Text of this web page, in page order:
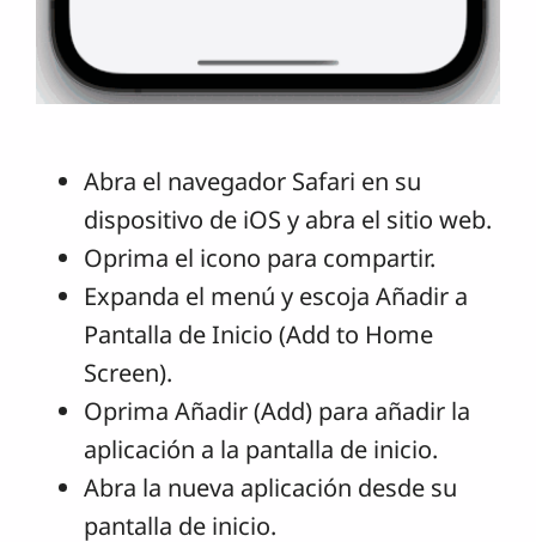
Abra el navegador Safari en su
dispositivo de iOS y abra el sitio web.
Oprima el icono para compartir.
Expanda el menú y escoja Añadir a
Pantalla de Inicio (Add to Home
Screen).
Oprima Añadir (Add) para añadir la
aplicación a la pantalla de inicio.
Abra la nueva aplicación desde su
pantalla de inicio.